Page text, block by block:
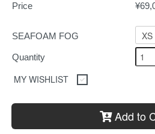
Price
SEAFOAM FOG
Quantity
MY WISHLIST
Add to